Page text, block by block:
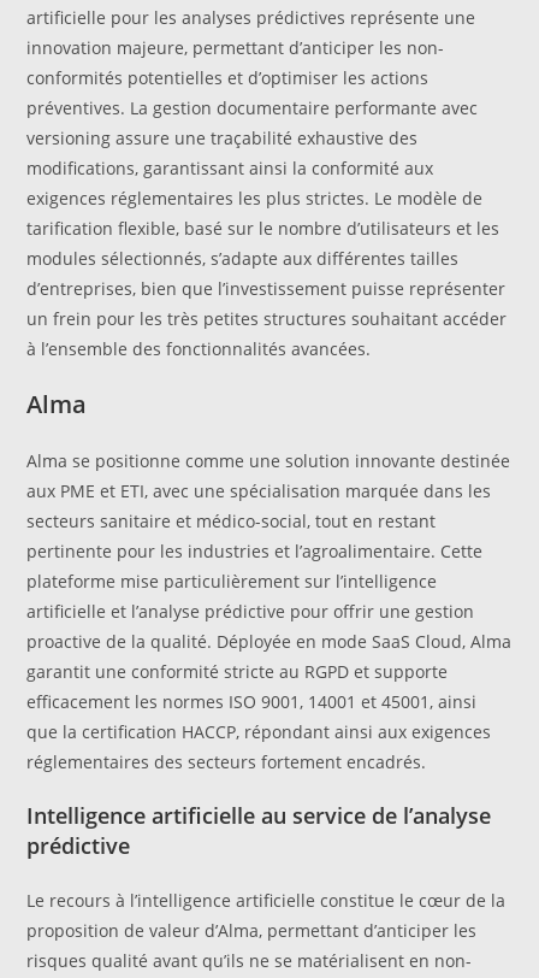
artificielle pour les analyses prédictives représente une
innovation majeure, permettant d’anticiper les non-
conformités potentielles et d’optimiser les actions
préventives. La gestion documentaire performante avec
versioning assure une traçabilité exhaustive des
modifications, garantissant ainsi la conformité aux
exigences réglementaires les plus strictes. Le modèle de
tarification flexible, basé sur le nombre d’utilisateurs et les
modules sélectionnés, s’adapte aux différentes tailles
d’entreprises, bien que l’investissement puisse représenter
un frein pour les très petites structures souhaitant accéder
à l’ensemble des fonctionnalités avancées.
Alma
Alma se positionne comme une solution innovante destinée
aux PME et ETI, avec une spécialisation marquée dans les
secteurs sanitaire et médico-social, tout en restant
pertinente pour les industries et l’agroalimentaire. Cette
plateforme mise particulièrement sur l’intelligence
artificielle et l’analyse prédictive pour offrir une gestion
proactive de la qualité. Déployée en mode SaaS Cloud, Alma
garantit une conformité stricte au RGPD et supporte
efficacement les normes ISO 9001, 14001 et 45001, ainsi
que la certification HACCP, répondant ainsi aux exigences
réglementaires des secteurs fortement encadrés.
Intelligence artificielle au service de l’analyse
prédictive
Le recours à l’intelligence artificielle constitue le cœur de la
proposition de valeur d’Alma, permettant d’anticiper les
risques qualité avant qu’ils ne se matérialisent en non-